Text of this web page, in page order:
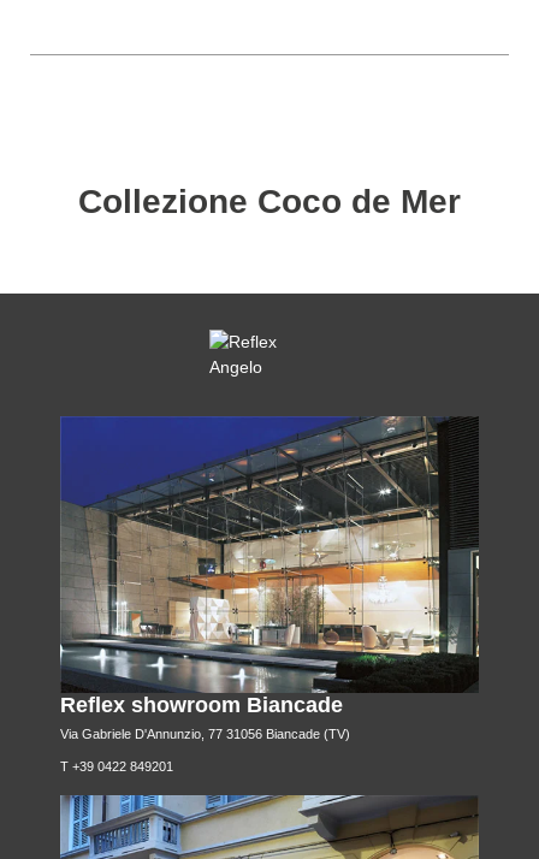
Collezione Coco de Mer
Reflex showroom Biancade
Via Gabriele D'Annunzio, 77 31056 Biancade (TV)
T +39 0422 849201